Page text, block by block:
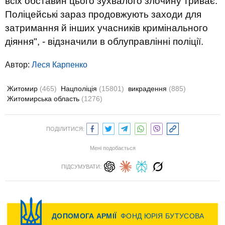
Поліцейські зараз продовжують заходи для
затримання й інших учасників кримінального
діяння", - відзначили в облуправлінні поліції.
Автор: Леся Карпенко
Житомир (465) Нацполіція (15801) викрадення (885)
Житомирська область (1276)
ПОДІЛИТИСЯ:
Мені подобається
ПІДСУМУВАТИ: